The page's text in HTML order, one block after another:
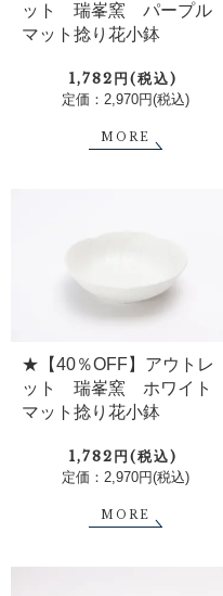
ット 瑞峯窯 パープル
マット捻り花小鉢
1,782円(税込)
定価：2,970円(税込)
MORE
★【40％OFF】アウトレ
ット 瑞峯窯 ホワイト
マット捻り花小鉢
1,782円(税込)
定価：2,970円(税込)
MORE